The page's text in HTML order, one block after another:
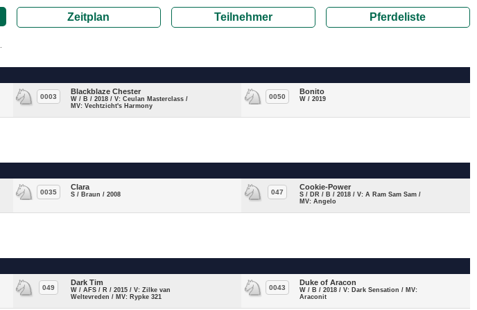
Zeitplan Teilnehmer Pferdeliste
0003
Blackblaze Chester
W / B / 2018 / V: Ceulan Masterclass /
MV: Vechtzicht's Harmony
0050
Bonito
W / 2019
0035
Clara
S / Braun / 2008 047
Cookie-Power
S / DR / B / 2018 / V: A Ram Sam Sam /
MV: Angelo
049
Dark Tim
W / AFS / R / 2015 / V: Zilke van
Weltevreden / MV: Rypke 321
0043
Duke of Aracon
W / B / 2018 / V: Dark Sensation / MV:
Araconit